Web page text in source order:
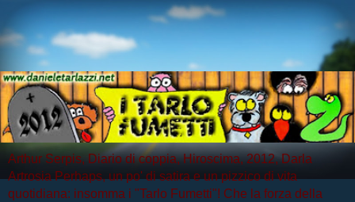
Arthur Serpis, Diario di coppia, Hiroscima, 2012, Darla
Artrosia Perhaps, un po' di satira e un pizzico di vita
quotidiana: insomma i "Tarlo Fumetti"! Che la forza della